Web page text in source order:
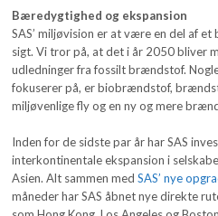
Bæredygtighed og ekspansion
SAS’ miljøvision er at være en del af
sigt. Vi tror på, at det i år 2050 bliver
udledninger fra fossilt brændstof.
fokuserer på, er biobrændstof,
miljøvenlige fly og en ny og mere
Inden for de sidste par år har SAS
interkontinentale ekspansion i
Asien. Alt sammen medSAS’ nye
måneder har SAS åbnet nye direkte